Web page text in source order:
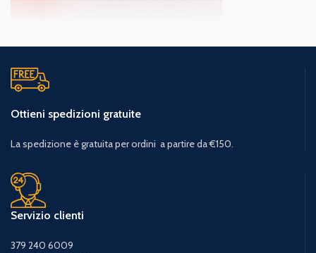
Ottieni spedizioni gratuite
La spedizione è gratuita per ordini a partire da €150.
Servizio clienti
379 240 6009